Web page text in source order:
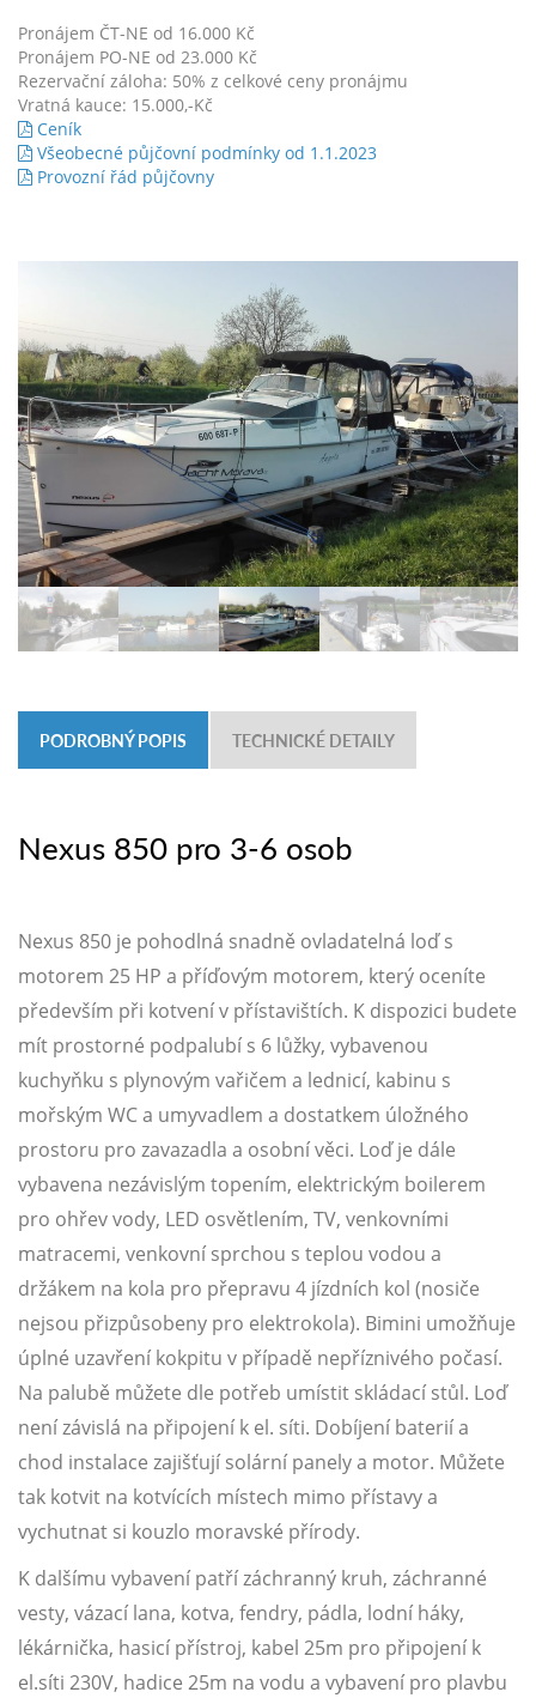
Pronájem ČT-NE od 16.000 Kč
Pronájem PO-NE od 23.000 Kč
Rezervační záloha: 50% z celkové ceny pronájmu
Vratná kauce: 15.000,-Kč
Ceník
Všeobecné půjčovní podmínky od 1.1.2023
Provozní řád půjčovny
PODROBNÝ POPIS TECHNICKÉ DETAILY
Nexus 850 pro 3-6 osob
Nexus 850 je pohodlná snadně ovladatelná loď s
motorem 25 HP a příďovým motorem, který oceníte
především při kotvení v přístavištích. K dispozici budete
mít prostorné podpalubí s 6 lůžky, vybavenou
kuchyňku s plynovým vařičem a lednicí, kabinu s
mořským WC a umyvadlem a dostatkem úložného
prostoru pro zavazadla a osobní věci. Loď je dále
vybavena nezávislým topením, elektrickým boilerem
pro ohřev vody, LED osvětlením, TV, venkovními
matracemi, venkovní sprchou s teplou vodou a
držákem na kola pro přepravu 4 jízdních kol (nosiče
nejsou přizpůsobeny pro elektrokola). Bimini umožňuje
úplné uzavření kokpitu v případě nepříznivého počasí.
Na palubě můžete dle potřeb umístit skládací stůl. Loď
není závislá na připojení k el. síti. Dobíjení baterií a
chod instalace zajišťují solární panely a motor. Můžete
tak kotvit na kotvících místech mimo přístavy a
vychutnat si kouzlo moravské přírody.
K dalšímu vybavení patří záchranný kruh, záchranné
vesty, vázací lana, kotva, fendry, pádla, lodní háky,
lékárnička, hasicí přístroj, kabel 25m pro připojení k
el.síti 230V, hadice 25m na vodu a vybavení pro plavbu